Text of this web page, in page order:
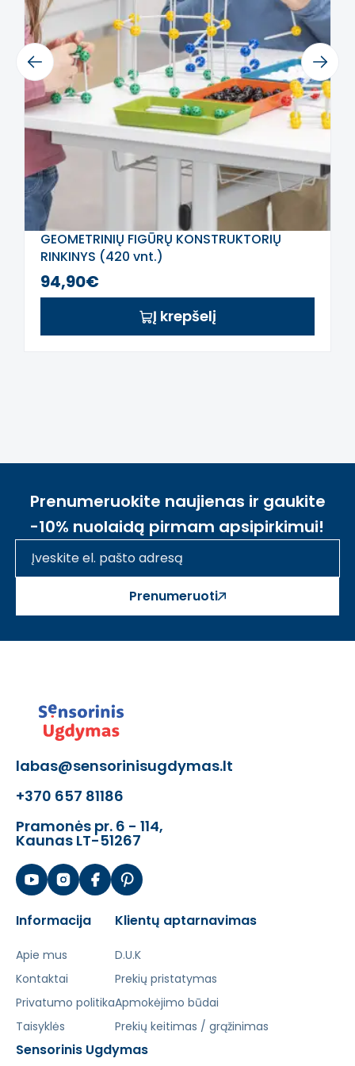
tobulą žaidimų kampelį ar didelio formato
mokomąjį sienos elementą. Siūlome sieniniai
ir mobilūs lentos, šviesos lentos, dažų
plokštės, tema paremti mokymo moduliai ir
daug daugiau. Nepaprastai daug priedų ir
begalės kūrybiško žaidimo galimybių.
Šis aprašymas išverstas naudojant dirbtinį
intelektą. Atsiprašome už galimas klaidas,
vyksta redagavimas.
Previous
GEOMETRINIŲ FIGŪRŲ KONSTRUKTORIŲ
RINKINYS (420 vnt.)
94,90€
Į krepšelį
Next
Prenumeruokite naujienas ir gaukite
-10% nuolaidą pirmam apsipirkimui!
Prenumeruoti
labas@sensorinisugdymas.lt
+370 657 81186
Pramonės pr. 6 - 114,
Kaunas LT-51267
Informacija
Apie mus
Kontaktai
Privatumo politika
Taisyklės
Klientų aptarnavimas
D.U.K
Prekių pristatymas
Apmokėjimo būdai
Prekių keitimas / grąžinimas
Sensorinis Ugdymas